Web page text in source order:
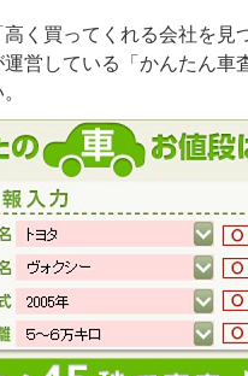
く買ってくれる会社を見
営している「かんたん車